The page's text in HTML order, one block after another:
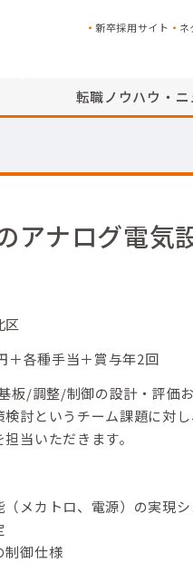
新卒採用サイト ネ
転職ノウハウ・ニ
アナログ電気
区
＋各種手当＋賞与年2回
板/調整/制御の設計・評価
討というチーム課題に対
当いただきます。
（メカトロ、電源）の実現
制御仕様